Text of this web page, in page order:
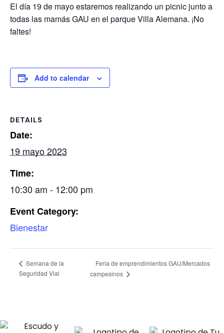
El día 19 de mayo estaremos realizando un picnic junto a
todas las mamás GAU en el parque Villa Alemana. ¡No
faltes!
Add to calendar
DETAILS
Date:
19 mayo 2023
Time:
10:30 am - 12:00 pm
Event Category:
Bienestar
Semana de la
Seguridad Vial
Feria de emprendimientos GAU/Mercados
campesinos